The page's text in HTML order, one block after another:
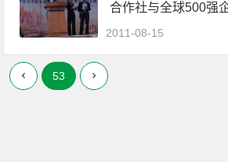
合作社与全球500强
对接合作庆典大会
2011-08-15
53